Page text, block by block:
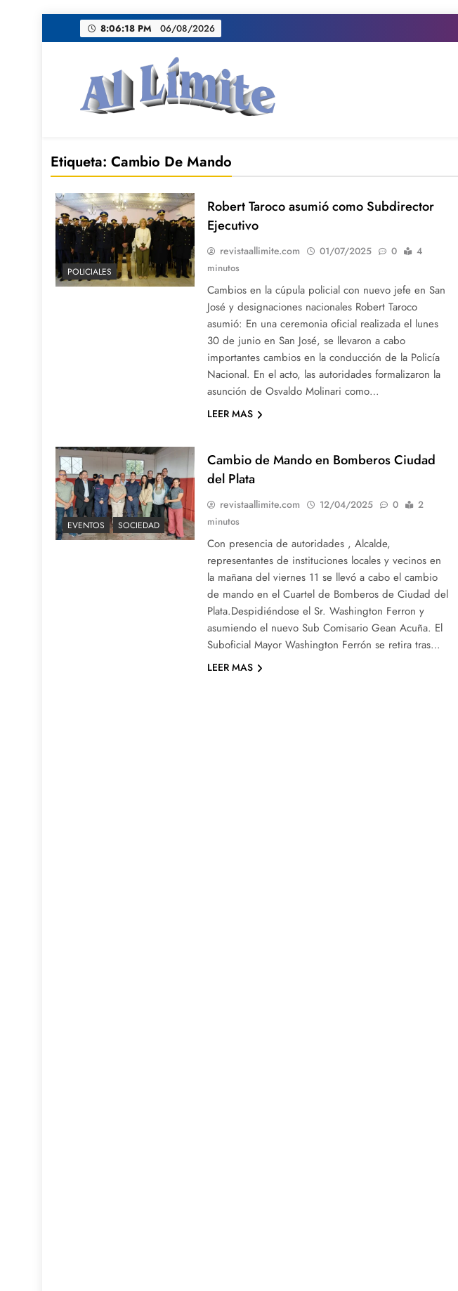
al
8:06:19 PM 06/08/2026
Etiqueta: Cambio De Mando
POLICIALES
Robert Taroco asumió como Subdirector
Ejecutivo
revistaallimite.com 01/07/2025 0
4
minutos
Cambios en la cúpula policial con nuevo jefe en San
José y designaciones nacionales Robert Taroco
asumió: En una ceremonia oficial realizada el lunes
30 de junio en San José, se llevaron a cabo
importantes cambios en la conducción de la Policía
Nacional. En el acto, las autoridades formalizaron la
asunción de Osvaldo Molinari como…
LEER MAS
EVENTOS SOCIEDAD
Cambio de Mando en Bomberos Ciudad
del Plata
revistaallimite.com 12/04/2025 0
2
minutos
Con presencia de autoridades , Alcalde,
representantes de instituciones locales y vecinos en
la mañana del viernes 11 se llevó a cabo el cambio
de mando en el Cuartel de Bomberos de Ciudad del
Plata.Despidiéndose el Sr. Washington Ferron y
asumiendo el nuevo Sub Comisario Gean Acuña. El
Suboficial Mayor Washington Ferrón se retira tras…
LEER MAS